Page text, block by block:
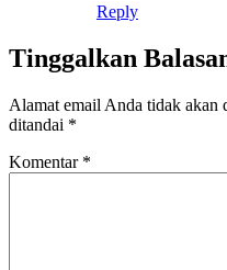
Reply
Tinggalkan
Alamat email Anda tidak akan
ditandai *
Komentar *